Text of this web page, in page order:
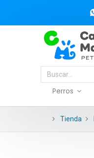
Perros
Tienda